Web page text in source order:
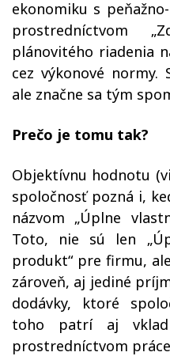
ekonomiku s p
prostredníctvom
plánovitého riadenia
cez výkonové normy.
ale značne sa tým
Prečo je tomu tak?
Objektívnu hodnotu
spoločnosť pozná i,
názvom „Úplne
Toto, nie sú len
produkt“ pre firmu,
zároveň, aj jediné
dodávky, ktoré
toho patrí aj
prostredníctvom